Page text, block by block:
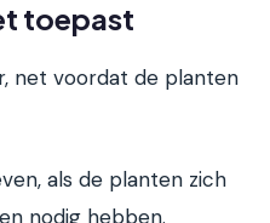
toepast
net voordat de planten
als de planten zich
nodig hebben.